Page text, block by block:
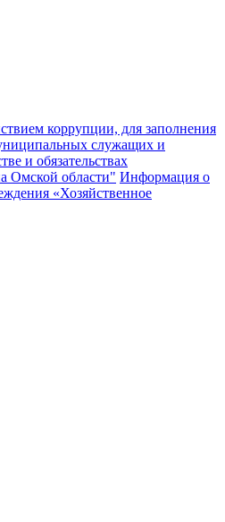
коррупции, для заполнения
служащих и
и обязательствах
Омской области" Информация о
«Хозяйственное